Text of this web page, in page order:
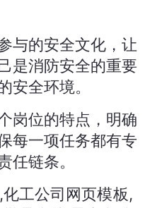
与的安全文化，让
是消防安全的重要
安全环境。
岗位的特点，明确
每一项任务都有专
任链条。